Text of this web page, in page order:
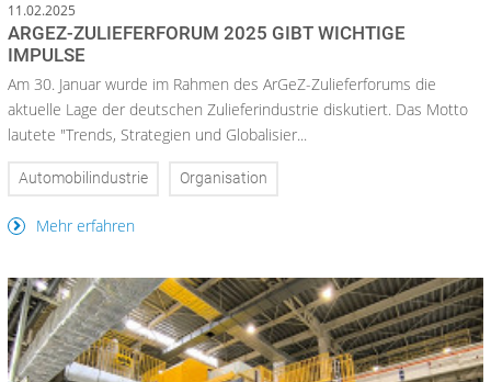
11.02.2025
ARGEZ-ZULIEFERFORUM 2025 GIBT WICHTIGE
IMPULSE
Am 30. Januar wurde im Rahmen des ArGeZ-Zulieferforums die
aktuelle Lage der deutschen Zulieferindustrie diskutiert. Das Motto
lautete "Trends, Strategien und Globalisier...
Automobilindustrie Organisation
Mehr erfahren